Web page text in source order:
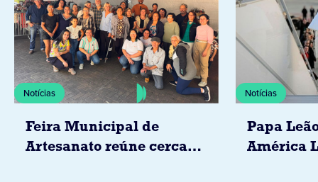
Notícias
Feira Municipal de
Artesanato reúne cerca
Notícias
Papa
América